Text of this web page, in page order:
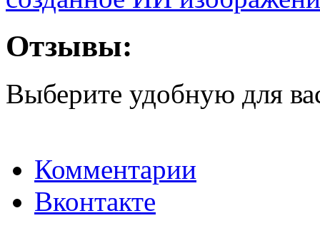
Отзывы:
Выберите удобную для
Комментарии
Вконтакте